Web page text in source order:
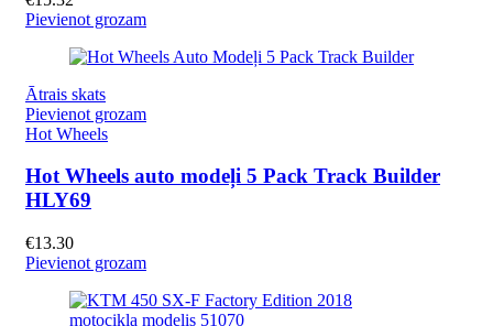
Pievienot grozam
Ātrais skats
Pievienot grozam
Hot Wheels
Hot Wheels auto modeļi 5 Pack Track Builder
HLY69
€13.30
Pievienot grozam